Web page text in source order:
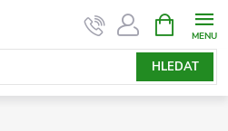
HLEDAT
NÁKUPNÍ
KOŠÍK